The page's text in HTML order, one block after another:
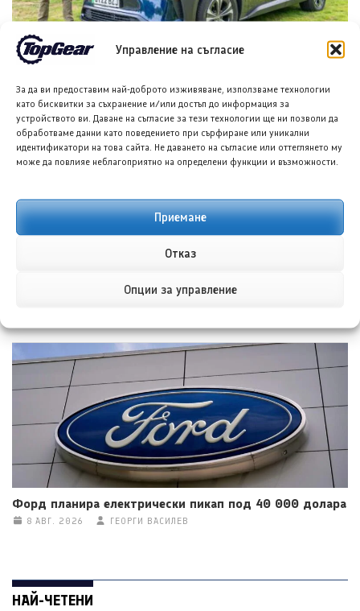
Управление на съгласие
За да ви предоставим най-доброто изживяване, използваме технологии
като бисквитки за съхранение и/или достъп до информация за
устройството ви. Даване на съгласие за тези технологии ще ни позволи да
обработваме данни като поведението при сърфиране или уникални
идентификатори на това сайта. Не даването на съгласие или оттеглянето му
може да повлияе неблагоприятно на определени функции и възможности.
Приемане
Отказ
Опции за управление
Тойота bZ4X – разумен избор за електрически
8 АВГ. 2026 НИКОЛА СТОЯНОВ
Тесла ще разшири конфигуратора си в Европа с Model
Форд планира електрически пикап под 40 000 долара
8 АВГ. 2026 ГЕОРГИ ВАСИЛЕВ
НАЙ-ЧЕТЕНИ